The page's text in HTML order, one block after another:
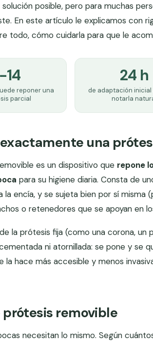
solución posible, pero para muchas
En este artículo le explicamos con
todo, cómo cuidarla para que le
14
reponer una
parcial
24 h
de adaptación inicial
notarla
exactamente una
es un dispositivo que repone
para su higiene diaria. Consta de
la encía, y se sujeta bien por sí misma
o retenedores que se apoyan en
la prótesis fija (como una corona,
ni atornillada: se pone y se
la hace más accesible y menos
prótesis removible
necesitan lo mismo. Según